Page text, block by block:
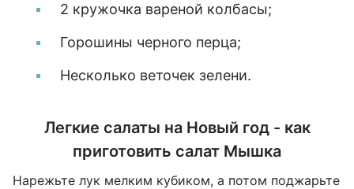
2 кружочка вареной колбасы;
Горошины черного перца;
Несколько веточек зелени.
Легкие салаты на Новый год - как
приготовить салат Мышка
Нарежьте лук мелким кубиком, а потом поджарьте